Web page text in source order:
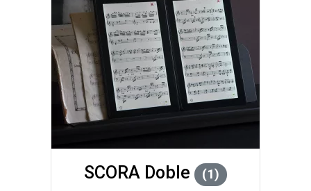
SCORA Doble (1)